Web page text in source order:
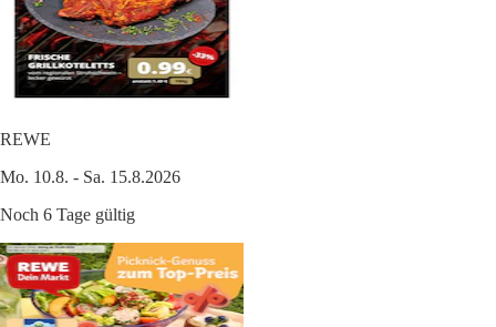
REWE
Mo. 10.8. - Sa. 15.8.2026
Noch 6 Tage gültig